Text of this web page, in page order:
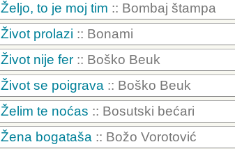
Željo, to je moj tim :: Bombaj štampa
Život prolazi :: Bonami
Život nije fer :: Boško Beuk
Život se poigrava :: Boško Beuk
Želim te noćas :: Bosutski bećari
Žena bogataša :: Božo Vorotović